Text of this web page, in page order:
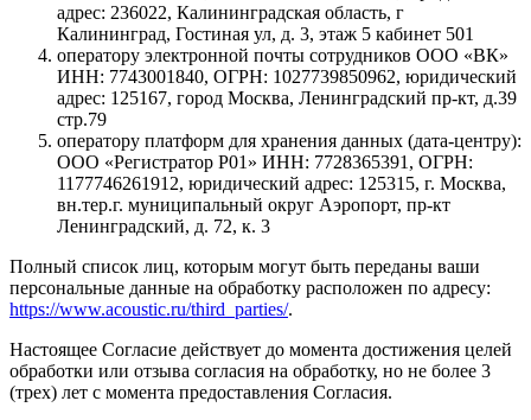
адрес: 236022, Калининградская область, г
Калининград, Гостиная ул, д. 3, этаж 5 кабинет 501
оператору электронной почты сотрудников ООО «ВК»
ИНН: 7743001840, ОГРН: 1027739850962, юридический
адрес: 125167, город Москва, Ленинградский пр-кт, д.39
стр.79
оператору платформ для хранения данных (дата-центру):
ООО «Регистратор Р01» ИНН: 7728365391, ОГРН:
1177746261912, юридический адрес: 125315, г. Москва,
вн.тер.г. муниципальный округ Аэропорт, пр-кт
Ленинградский, д. 72, к. 3
Полный список лиц, которым могут быть переданы ваши
персональные данные на обработку расположен по адресу:
https://www.acoustic.ru/third_parties/.
Настоящее Согласие действует до момента достижения целей
обработки или отзыва согласия на обработку, но не более 3
(трех) лет с момента предоставления Согласия.